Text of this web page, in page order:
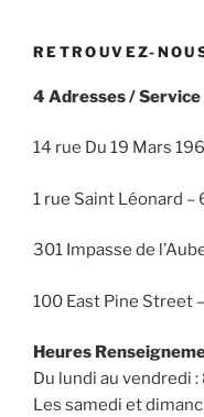
RETROUVEZ-
4 Adresses /
14 rue Du 19 Mars
1 rue Saint Léonard
301 Impasse de
100 East Pine Street
Heures
Du lundi au vendredi
Les samedi et